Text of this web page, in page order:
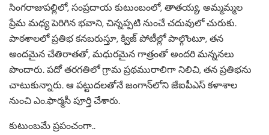
సింగరాజుపల్లిలో, సంప్రదాయ కుటుంబంలో, తాతయ్య, అమ్మమ్మల
ప్రేమ మధ్య పెరిగిన భవాని, చిన్నప్పటి నుంచే చదువులో చురుకు.
పాఠశాలలో ప్రతిభ కనబరుస్తూ, క్విజ్ పోటీల్లో పాల్గొంటూ, తన
అందమైన చేతిరాతతో, మధురమైన గాత్రంతో అందరి మన్ననలు
పొందారు. పదో తరగతిలో గ్రామ ప్రథమురాలిగా నిలిచి, తన ప్రతిభను
చాటుకున్నారు. ఆ పట్టుదలతోనే జంగాన్‌లోని జేఐపీఎస్ కళాశాల
నుంచి ఎం.ఫార్మసీ పూర్తి చేశారు.
కుటుంబమే ప్రపంచంగా..